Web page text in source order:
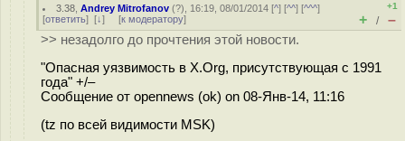
3.38 ,Andrey Mitrofanov (?), 16:19, 08/01/2014 [^] [^^] [^^^]
[ответить] [↓] [к модератору]
+1
+ / –
>> незадолго до прочтения этой новости.
"Опасная уязвимость в X.Org, присутствующая с 1991
года" +/–
Сообщение от opennews (ok) on 08-Янв-14, 11:16
(tz по всей видимости MSK)